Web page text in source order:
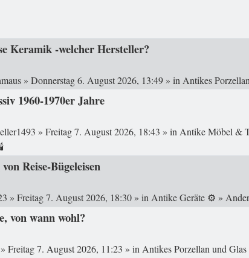
Keramik -welcher Hersteller?
» Donnerstag 6. August 2026, 13:49 » in Antikes
1960-1970er Jahre
» Freitag 7. August 2026, 18:43 » in Antike Möbel &
Reise-Bügeleisen
» Freitag 7. August 2026, 18:30 » inAntike Geräte ⚙️ »
von wann wohl?
» Freitag 7. August 2026, 11:23 » inAntikes Porzellan und